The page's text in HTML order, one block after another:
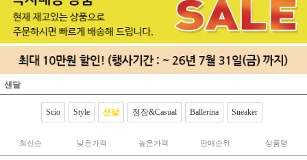
샌달
Scio Style 샌달 정장&Casual Ballerina Sneaker
최신순 낮은가격 높은가격 판매순위 상품명